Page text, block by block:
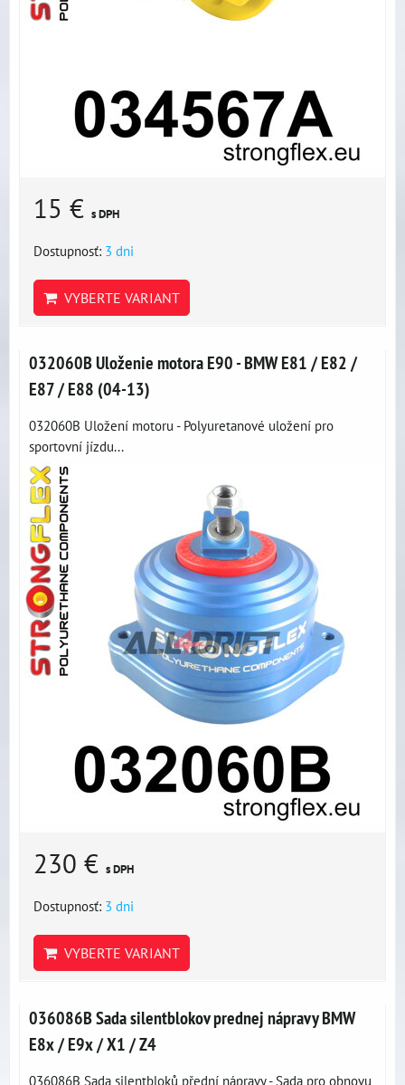
15 € s DPH
Dostupnosť: 3 dni
VYBERTE VARIANT
032060B Uloženie motora E90 - BMW E81 / E82 /
E87 / E88 (04-13)
032060B Uložení motoru - Polyuretanové uložení pro
sportovní jízdu...
230 € s DPH
Dostupnosť: 3 dni
VYBERTE VARIANT
036086B Sada silentblokov prednej nápravy BMW
E8x / E9x / X1 / Z4
036086B Sada silentbloků přední nápravy - Sada pro obnovu